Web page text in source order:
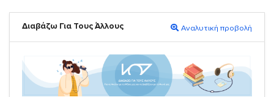
Διαβάζω Για Τους Άλλους Αναλυτική προβολή